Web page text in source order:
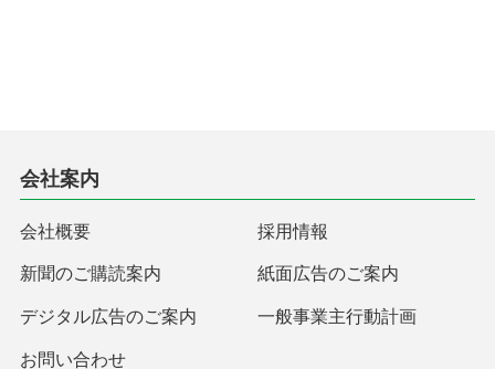
会社案内
会社概要 採用情報
新聞のご購読案内 紙面広告のご案内
デジタル広告のご案内 一般事業主行動計画
お問い合わせ